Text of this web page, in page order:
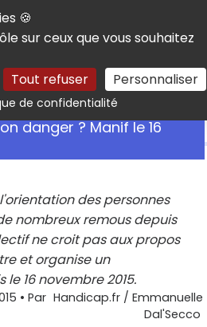
🍪
sur ceux que vous souhaitez
Tout refuser Personnaliser
de confidentialitéRechercher
danger ? Manif le 16
des personnes
nombreux remous depuis
ne croit pas aux propos
et organise un
16 novembre 2015.
• Par Handicap.fr / Emmanuelle
Dal'Secco